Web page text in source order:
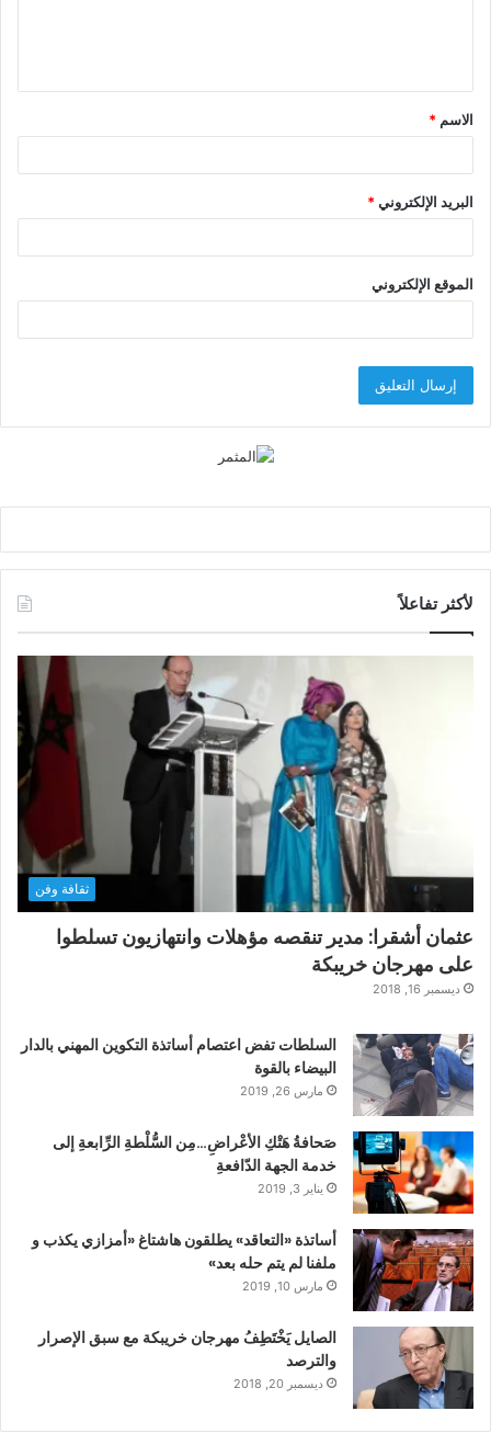
ق
*
الاسم *
البريد الإلكتروني*
الموقع الإلكتروني
لأكثر تفاعلاً
ثقافة وفن
عثمان أشقرا: مدير تنقصه مؤهلات وانتهازيون تسلطوا
على مهرجان خريبكة
ديسمبر 16, 2018
السلطات تفض اعتصام أساتذة التكوين المهني بالدار
البيضاء بالقوة
مارس 26, 2019
صَحافةُ هَتْكِ الأعْراضِ…مِن السُّلْطةِ الرِّابعةِ إلى
خدمة الجهة الدّافعةِ
يناير 3, 2019
أساتذة «التعاقد» يطلقون هاشتاغ «أمزازي يكذب و
ملفنا لم يتم حله بعد»
مارس 10, 2019
الصايل يَخْتَطِفُ مهرجان خريبكة مع سبق الإصرار
والترصد
ديسمبر 20, 2018